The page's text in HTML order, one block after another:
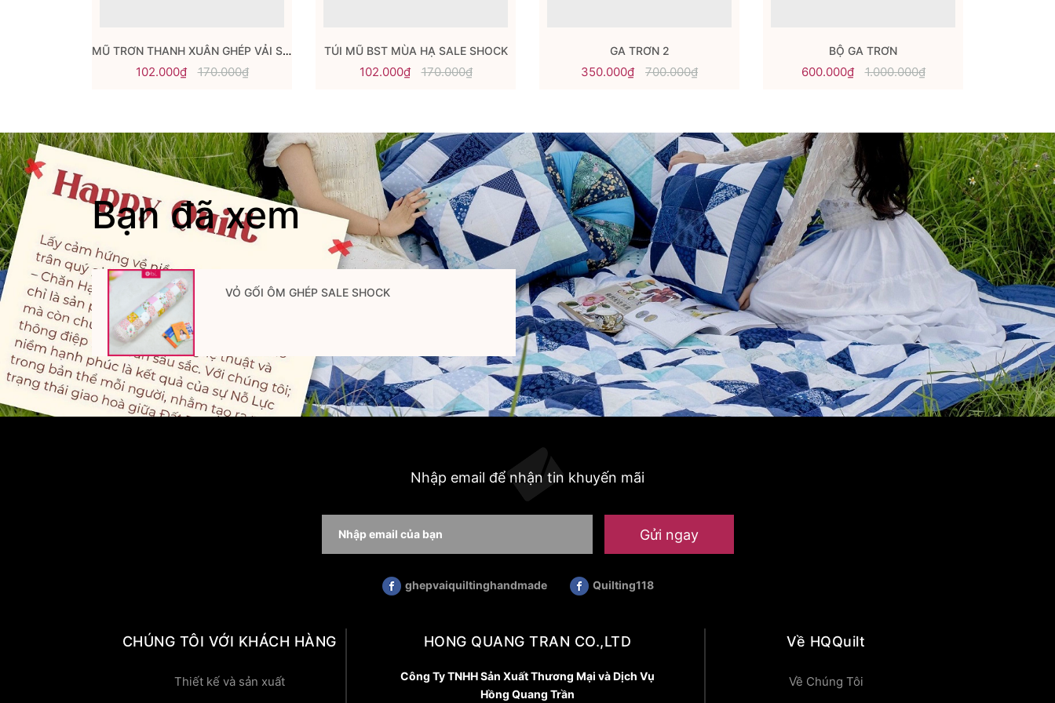
MŨ TRƠN THANH XUÂN GHÉP VẢI SALE SHOCK
102.000₫ 170.000₫
TÚI MŨ BST MÙA HẠ SALE SHOCK
102.000₫ 170.000₫
GA TRƠN 2
350.000₫ 700.000₫
BỘ GA TRƠN
600.000₫ 1.000.000₫
Bạn đã xem
VỎ GỐI ÔM GHÉP SALE SHOCK
Nhập email để nhận tin khuyến mãi
Gửi ngay
ghepvaiquiltinghandmade Quilting118
CHÚNG TÔI VỚI KHÁCH HÀNG
Thiết kế và sản xuất
HONG QUANG TRAN CO.,LTD
Công Ty TNHH Sản Xuất Thương Mại và Dịch Vụ
Hồng Quang Trần
Về HQQuilt
Về Chúng Tôi